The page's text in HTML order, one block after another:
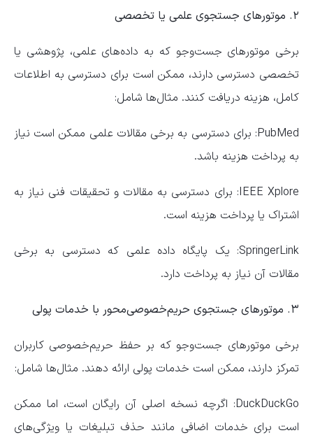
۲. موتور‌های جستجوی علمی یا تخصصی
برخی موتور‌های جست‌و‌جو که به داده‌های علمی، پژوهشی یا
تخصصی دسترسی دارند، ممکن است برای دسترسی به اطلاعات
کامل، هزینه دریافت کنند. مثال‌ها شامل:
PubMed: برای دسترسی به برخی مقالات علمی ممکن است نیاز
به پرداخت هزینه باشد.
IEEE Xplore: برای دسترسی به مقالات و تحقیقات فنی نیاز به
اشتراک یا پرداخت هزینه است.
SpringerLink: یک پایگاه داده علمی که دسترسی به برخی
مقالات آن نیاز به پرداخت دارد.
۳. موتور‌های جستجوی حریم‌خصوصی‌محور با خدمات پولی
برخی موتور‌های جست‌و‌جو که بر حفظ حریم‌خصوصی کاربران
تمرکز دارند، ممکن است خدمات پولی ارائه دهند. مثال‌ها شامل:
DuckDuckGo: اگرچه نسخه اصلی آن رایگان است، اما ممکن
است برای خدمات اضافی مانند حذف تبلیغات یا ویژگی‌های